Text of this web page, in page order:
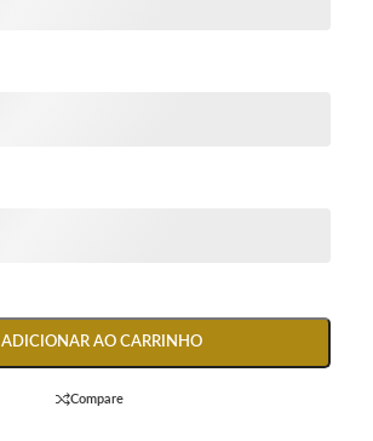
ADICIONAR AO CARRINHO
Compare